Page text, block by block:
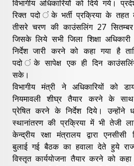
विभागीय अधिकारियों को दिये गये।
रिक्त पदो ंके भर्ती प्रक्रिया के
तीसरे चरण की काउंसलिंग 27
जिसके लिये सभी जिला शिक्षा
निर्देश जारी करने को कहा गया है
पदो ंके सापेक्ष एक ही दिन
सके।
विभागीय मंत्री ने अधिकारियों को
नियमावली शीघ्र तैयार करने के
प्रेषित करने के निर्देश दिये। उन्होंने
स्थानांतरण की प्रक्रिया में भी तेजी
केन्द्रीय रक्षा मंत्रालय द्वारा
बुलाई गई बैठक का हवाला देते हुये
विस्तृत कार्ययोजना तैयार करने को कहा